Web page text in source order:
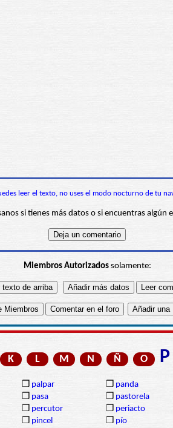
leer el texto, no uses el modo nocturno de tu
si tienes más datos o si encuentras algún
Miembros Autorizadossolamente:
K L M N Ñ O P
❒ palpar ❒ panda
❒ pasa ❒ pastorela
❒ percutor ❒ periacto
❒ pincel ❒ pío